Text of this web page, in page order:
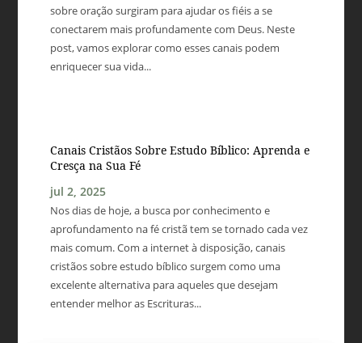
sobre oração surgiram para ajudar os fiéis a se
conectarem mais profundamente com Deus. Neste
post, vamos explorar como esses canais podem
enriquecer sua vida...
Canais Cristãos Sobre Estudo Bíblico: Aprenda e
Cresça na Sua Fé
jul 2, 2025
Nos dias de hoje, a busca por conhecimento e
aprofundamento na fé cristã tem se tornado cada vez
mais comum. Com a internet à disposição, canais
cristãos sobre estudo bíblico surgem como uma
excelente alternativa para aqueles que desejam
entender melhor as Escrituras...